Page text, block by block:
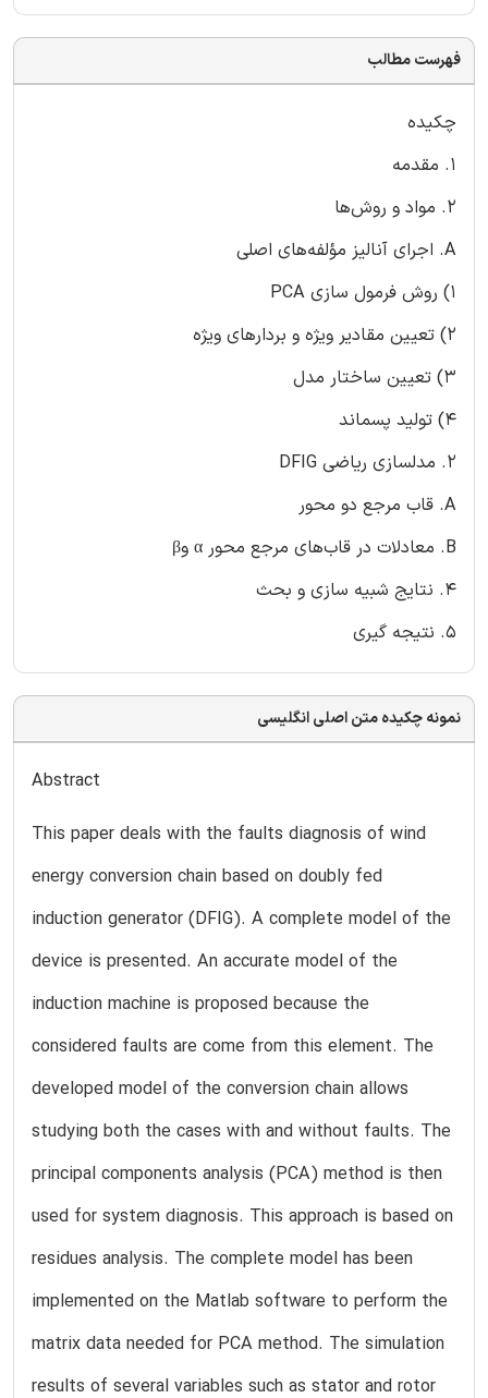
فهرست مطالب
چکیده
1. مقدمه
2. مواد و روش‌ها
A. اجرای آنالیز مؤلفه‌های اصلی
1) روش فرمول سازی PCA
2) تعیین مقادیر ویژه و بردارهای ویژه
3) تعیین ساختار مدل
4) تولید پسماند
2. مدلسازی ریاضی DFIG
A. قاب مرجع دو محور
B. معادلات در قاب‌های مرجع محور α وβ
4. نتایج شبیه سازی و بحث
5. نتیجه گیری
نمونه چکیده متن اصلی انگلیسی
Abstract
This paper deals with the faults diagnosis of wind
energy conversion chain based on doubly fed
induction generator (DFIG). A complete model of the
device is presented. An accurate model of the
induction machine is proposed because the
considered faults are come from this element. The
developed model of the conversion chain allows
studying both the cases with and without faults. The
principal components analysis (PCA) method is then
used for system diagnosis. This approach is based on
residues analysis. The complete model has been
implemented on the Matlab software to perform the
matrix data needed for PCA method. The simulation
results of several variables such as stator and rotor